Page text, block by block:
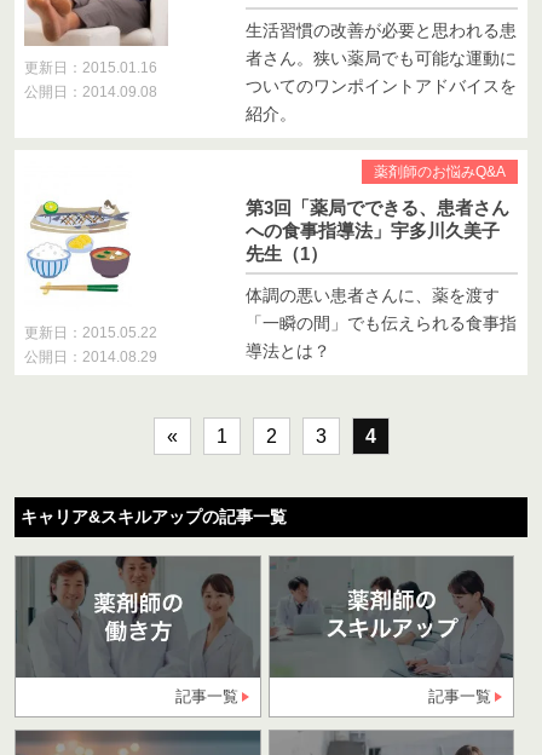
更新日：2015.01.16
公開日：2014.09.08
生活習慣の改善が必要と思われる患
者さん。狭い薬局でも可能な運動に
ついてのワンポイントアドバイスを
紹介。
更新日：2015.05.22
公開日：2014.08.29
薬剤師のお悩みQ&A
第3回「薬局でできる、患者さん
への食事指導法」宇多川久美子
先生（1）
体調の悪い患者さんに、薬を渡す
「一瞬の間」でも伝えられる食事指
導法とは？
« 1 2 3 4
キャリア&スキルアップの記事一覧
記事一覧 記事一覧